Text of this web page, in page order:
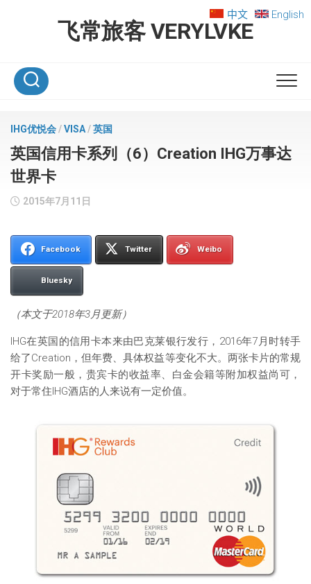
飞常旅客 VERYLVKE
中文 English
IHG优悦会/VISA/英国
英国信用卡系列（6）Creation IHG万事达
世界卡
2015年7月11日
Facebook Twitter Weibo
Bluesky
（本文于2018年3月更新）
IHG在英国的信用卡本来由巴克莱银行发行，2016年7月时转手
给了Creation，但年费、具体权益等变化不大。两张卡片的常规
开卡奖励一般，贵宾卡的收益率、白金会籍等附加权益尚可，
对于常住IHG酒店的人来说有一定价值。